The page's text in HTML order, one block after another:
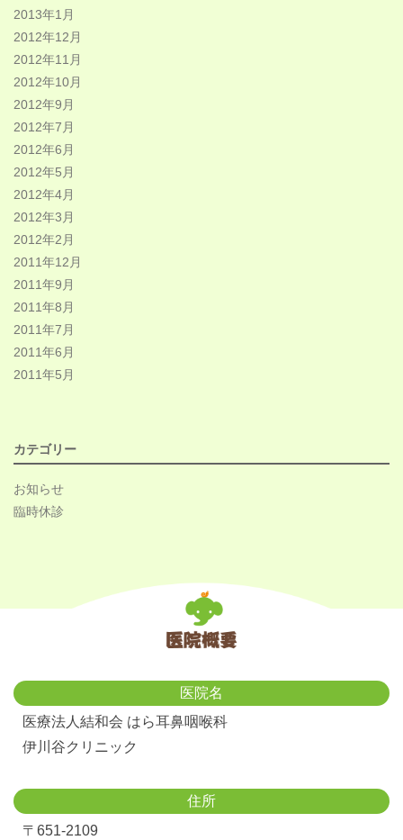
2013年1月
2012年12月
2012年11月
2012年10月
2012年9月
2012年7月
2012年6月
2012年5月
2012年4月
2012年3月
2012年2月
2011年12月
2011年9月
2011年8月
2011年7月
2011年6月
2011年5月
カテゴリー
お知らせ
臨時休診
医院名
医療法人結和会 はら耳鼻咽喉科
伊川谷クリニック
住所
〒651-2109